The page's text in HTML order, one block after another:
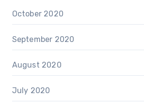
October 2020
September 2020
August 2020
July 2020